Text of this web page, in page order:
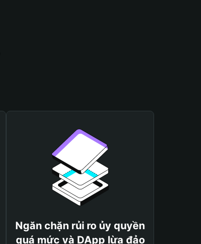
Ngăn chặn rủi ro ủy quyền
quá mức và DApp lừa đảo